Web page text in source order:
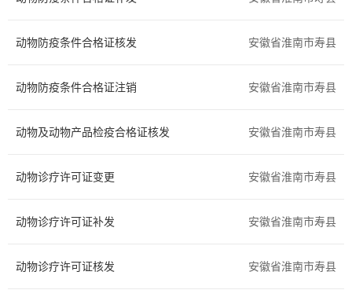
水务气象 科技创新
医疗卫生 文体教育
国土和规划建设
动物防疫条件合格证核发 安徽省淮南市寿县
动物防疫条件合格证注销 安徽省淮南市寿县
动物及动物产品检疫合格证核发 安徽省淮南市寿县
动物诊疗许可证变更 安徽省淮南市寿县
动物诊疗许可证补发 安徽省淮南市寿县
动物诊疗许可证核发 安徽省淮南市寿县